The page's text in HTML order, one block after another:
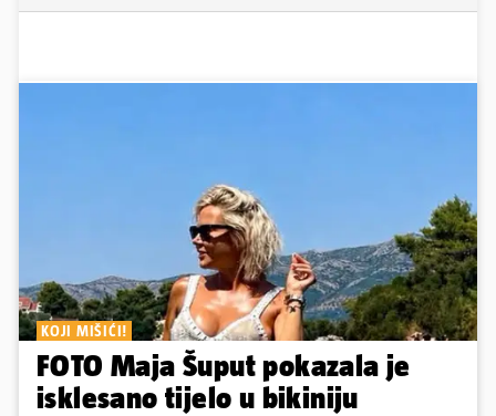
KOJI MIŠIĆI!
FOTO Maja Šuput pokazala je
isklesano tijelo u bikiniju